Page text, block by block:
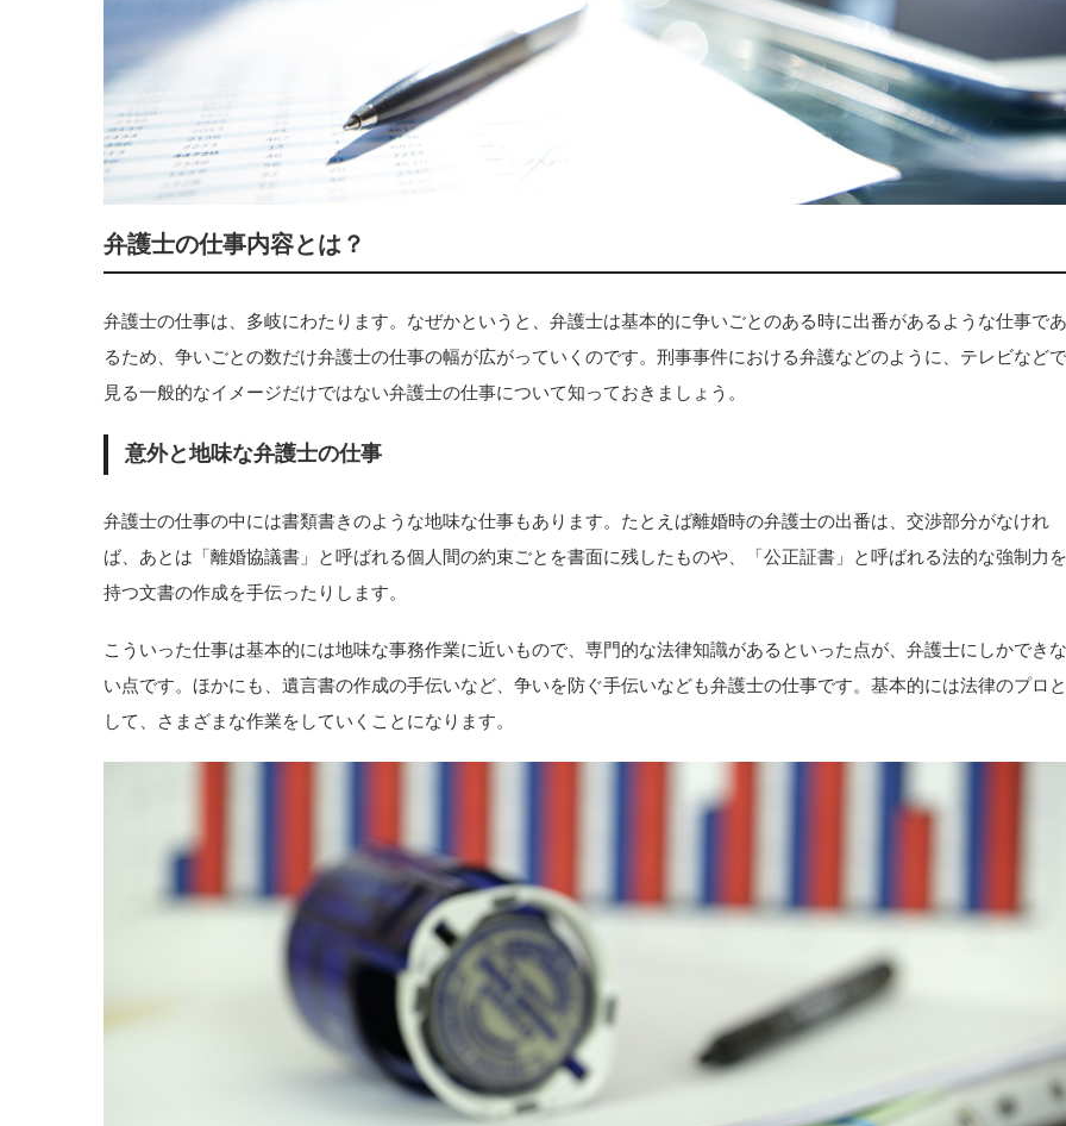
弁護士の仕事内容とは？
弁護士の仕事は、多岐にわたります。なぜかというと、弁護士は基本的に争いごとのある時に出番があるような仕事であ
るため、争いごとの数だけ弁護士の仕事の幅が広がっていくのです。刑事事件における弁護などのように、テレビなどで
見る一般的なイメージだけではない弁護士の仕事について知っておきましょう。
意外と地味な弁護士の仕事
弁護士の仕事の中には書類書きのような地味な仕事もあります。たとえば離婚時の弁護士の出番は、交渉部分がなけれ
ば、あとは「離婚協議書」と呼ばれる個人間の約束ごとを書面に残したものや、「公正証書」と呼ばれる法的な強制力を
持つ文書の作成を手伝ったりします。
こういった仕事は基本的には地味な事務作業に近いもので、専門的な法律知識があるといった点が、弁護士にしかできな
い点です。ほかにも、遺言書の作成の手伝いなど、争いを防ぐ手伝いなども弁護士の仕事です。基本的には法律のプロと
して、さまざまな作業をしていくことになります。